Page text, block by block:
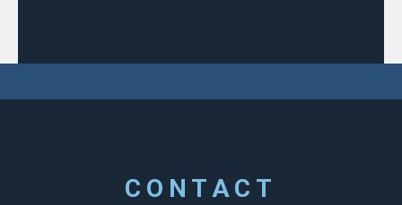
CONTACT